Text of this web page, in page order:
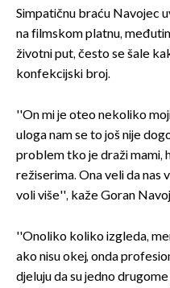
Simpatičnu braću Navojec
na filmskom platnu,
životni put, često se šale
konfekcijski broj.
''On mi je oteo nekoliko
uloga nam se to još nije
problem tko je draži mami,
režiserima. Ona veli da nas
voli više'', kaže Goran
''Onoliko koliko izgleda,
ako nisu okej, onda
djeluju da su jedno